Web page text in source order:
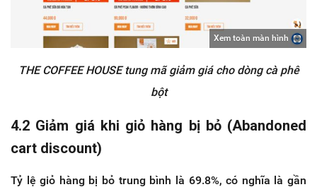
Xem toàn màn hình
THE COFFEE HOUSE tung mã giảm giá cho dòng cà phê
bột
4.2 Giảm giá khi giỏ hàng bị bỏ (Abandoned
cart discount)
Tỷ lệ giỏ hàng bị bỏ trung bình là 69.8%, có nghĩa là gần